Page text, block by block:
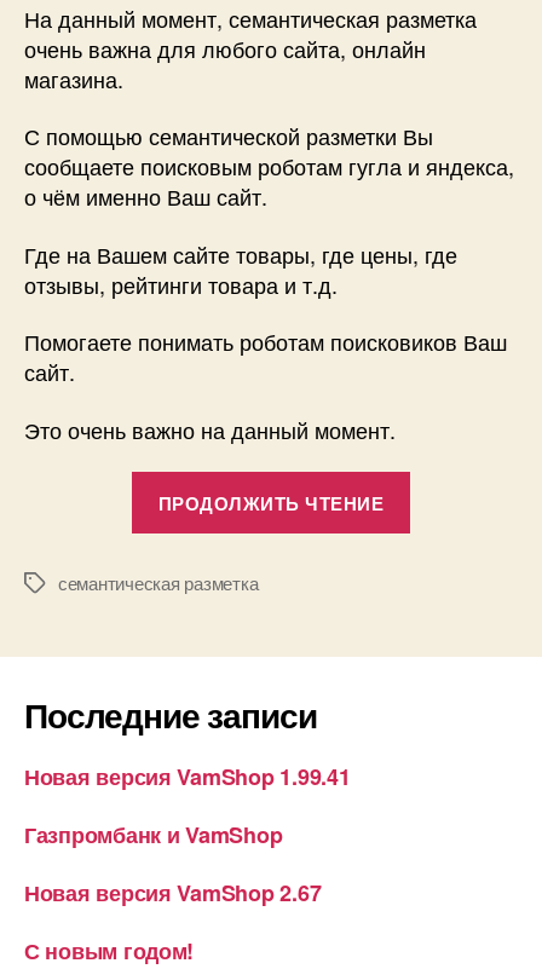
На данный момент, семантическая разметка
очень важна для любого сайта, онлайн
магазина.
С помощью семантической разметки Вы
сообщаете поисковым роботам гугла и яндекса,
о чём именно Ваш сайт.
Где на Вашем сайте товары, где цены, где
отзывы, рейтинги товара и т.д.
Помогаете понимать роботам поисковиков Ваш
сайт.
Это очень важно на данный момент.
ПРОДОЛЖИТЬ ЧТЕНИЕ
Меткисемантическая разметка
Последние записи
Новая версия VamShop 1.99.41
Газпромбанк и VamShop
Новая версия VamShop 2.67
С новым годом!